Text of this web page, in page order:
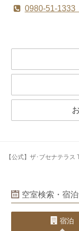
0980-51-1333
【公式】ザ･ブセナテラス
空室検索・宿
宿泊